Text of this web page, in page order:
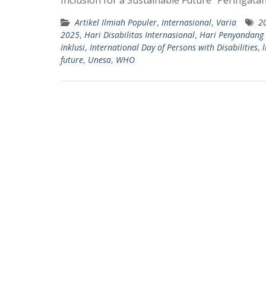
p
p
a
m
Artikel Ilmiah Populer, Internasional, Varia
2025, Hari Disabilitas Internasional, Hari
Inklusi, International Day of Persons with Disabilities,
future, Unesa, WHO